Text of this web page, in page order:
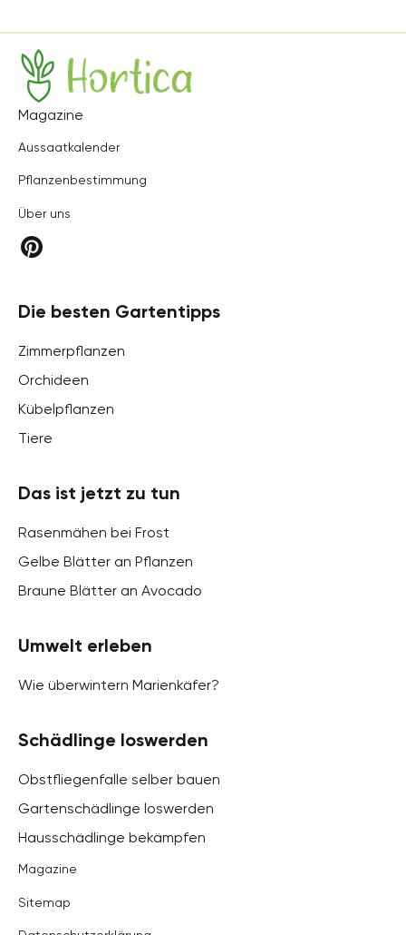
Hortica
Magazine
Aussaatkalender
Pflanzenbestimmung
Über uns
Die besten Gartentipps
Zimmerpflanzen
Orchideen
Kübelpflanzen
Tiere
Das ist jetzt zu tun
Rasenmähen bei Frost
Gelbe Blätter an Pflanzen
Braune Blätter an Avocado
Umwelt erleben
Wie überwintern Marienkäfer?
Schädlinge loswerden
Obstfliegenfalle selber bauen
Gartenschädlinge loswerden
Hausschädlinge bekämpfen
Magazine
Sitemap